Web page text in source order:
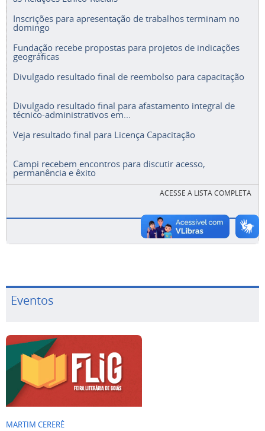
Inscrições para apresentação de trabalhos terminam no
domingo
Fundação recebe propostas para projetos de indicações
geográficas
Divulgado resultado final de reembolso para capacitação
Divulgado resultado final para afastamento integral de
técnico-administrativos em...
Veja resultado final para Licença Capacitação
Campi recebem encontros para discutir acesso,
permanência e êxito
ACESSE A LISTA COMPLETA
Eventos
MARTIM CERERÊ